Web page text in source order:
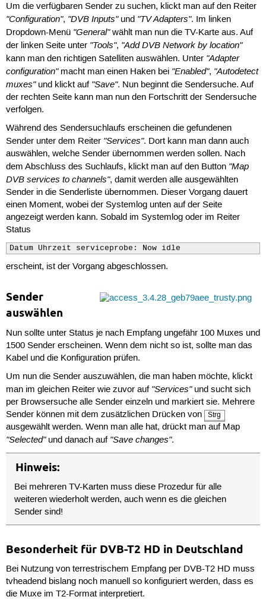
Um die verfügbaren Sender zu suchen, klickt man auf den Reiter
"Configuration", "DVB Inputs"und "TV Adapters". Im linken
Dropdown-Menü "General"wählt man nun die TV-Karte aus. Auf
der linken Seite unter "Tools", "Add DVB Network by location"
kann man den richtigen Satelliten auswählen. Unter "Adapter
configuration"macht man einen Haken bei "Enabled", "Autodetect
muxes"und klickt auf "Save". Nun beginnt die Sendersuche. Auf
der rechten Seite kann man nun den Fortschritt der Sendersuche
verfolgen.
Während des Sendersuchlaufs erscheinen die gefundenen
Sender unter dem Reiter "Services". Dort kann man dann auch
auswählen, welche Sender übernommen werden sollen. Nach
dem Abschluss des Suchlaufs, klickt man auf den Button "Map
DVB services to channels", damit werden alle ausgewählten
Sender in die Senderliste übernommen. Dieser Vorgang dauert
einen Moment, wobei der Systemlog unten auf der Seite
angezeigt werden kann. Sobald im Systemlog oder im Reiter
Status
Datum Uhrzeit serviceprobe: Now idle
erscheint, ist der Vorgang abgeschlossen.
Sender
auswählen
Nun sollte unter Status je nach Empfang ungefähr 100 Muxes und
1500 Sender erscheinen. Wenn dem nicht so ist, sollte man das
Kabel und die Konfiguration prüfen.
Um nun die Sender auszuwählen, die man haben möchte, klickt
man im gleichen Reiter wie zuvor auf "Services"und sucht sich
per Browsersuche alle Sender einzeln und markiert sie. Mehrere
Sender können mit dem zusätzlichen Drücken von
Strg
ausgewählt werden. Wenn man alle hat, drückt man auf Map
"Selected"und danach auf "Save changes".
Hinweis:
Bei mehreren TV-Karten muss diese Prozedur für alle
weiteren wiederholt werden, auch wenn es die gleichen
Sender sind!
Besonderheit für DVB-T2 HD in Deutschland
Bei Nutzung von terrestrischem Empfang per DVB-T2 HD muss
tvheadend bislang noch manuell so konfiguriert werden, dass es
die Muxe im T2-Format interpretiert.